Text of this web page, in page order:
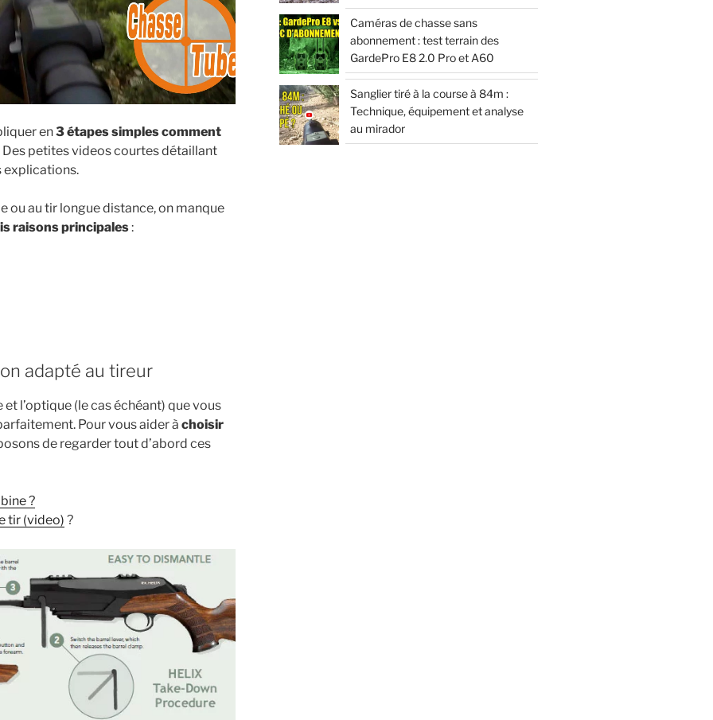
en3 étapes simples comment
Des petites videos courtes détaillant
explications.
ou au tir longue distance, on manque
raisons principales:
adapté au tireur
l’optique (le cas échéant) que vous
Pour vous aider à choisir
de regarder tout d’abord ces
?
tir (video) ?
Caméras de chasse sans
abonnement : test terrain des
GardePro E8 2.0 Pro et A60
Sanglier tiré à la course à 84m :
Technique, équipement et analyse
au mirador